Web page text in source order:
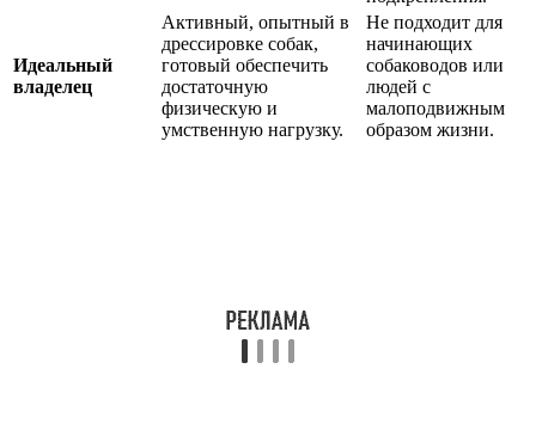
Идеальный
владелец
Активный, опытный в
дрессировке собак,
готовый обеспечить
достаточную
физическую и
умственную нагрузку.
Не подходит для
начинающих
собаководов или
людей с
малоподвижным
образом жизни.